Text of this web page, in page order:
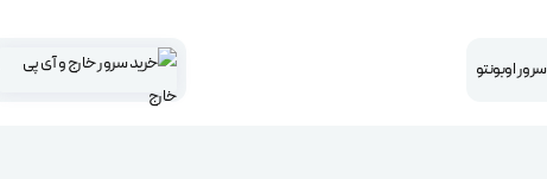
اوبونتو